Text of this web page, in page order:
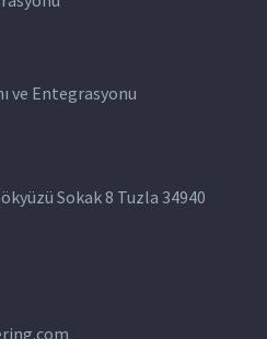
ve Entegrasyonu
Sokak 8 Tuzla 34940